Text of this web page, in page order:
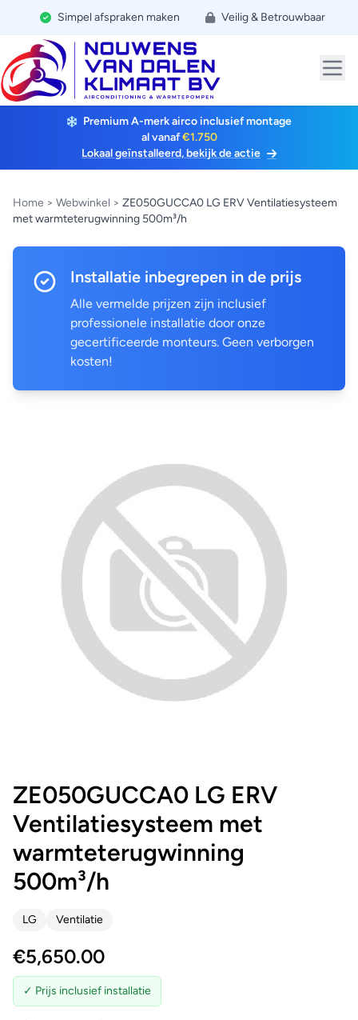
Simpel afspraken maken Veilig & Betrouwbaar
Premium A-merk airco inclusief montage
al vanaf€1.750
Lokaal geïnstalleerd, bekijk de actie
Home > Webwinkel > ZE050GUCCA0 LG ERV Ventilatiesysteem
met warmteterugwinning 500m³/h
Installatie inbegrepen in de prijs
Alle vermelde prijzen zijn inclusief
professionele installatie door onze
gecertificeerde monteurs. Geen verborgen
kosten!
ZE050GUCCA0 LG ERV
Ventilatiesysteem met
warmteterugwinning
500m³/h
LG Ventilatie
€5,650.00
✓ Prijs inclusief installatie